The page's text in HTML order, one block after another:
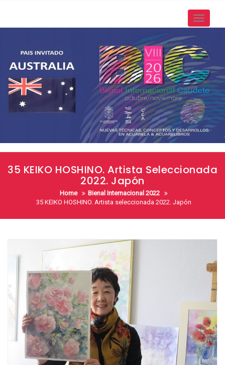
Toggle
35 KEIKO HOSHINO. Artista Seleccionada
2022. Japón
Home
Bienal Internacional 2022
35 KEIKO HOSHINO. Artista seleccionada 2022. Japón